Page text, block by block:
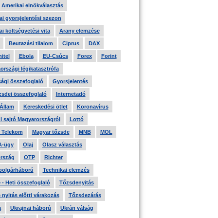
Amerikai elnökválasztás
gyorsjelentési szezon
költségvetési vita Arany elemzése
Beutazási tilalom Ciprus DAX
Ebola EU-Csúcs Forex Forint
légikatasztrófa
összefoglaló Gyorsjelentés
összefoglaló Internetadó
Kereskedési ötlet Koronavírus
sajtó Magyarországról Lottó
Telekom Magyar tőzsde MNB MOL
ügy Olaj Olasz választás
OTP Richter
Technikai elemzés
- Heti összefoglaló Tőzsdenyitás
nyitás előtti várakozás Tőzsdezárás
Ukrajnai háború Ukrán válság